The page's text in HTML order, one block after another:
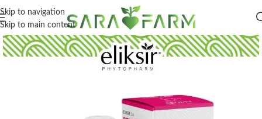
Skip to navigation
Skip to main content